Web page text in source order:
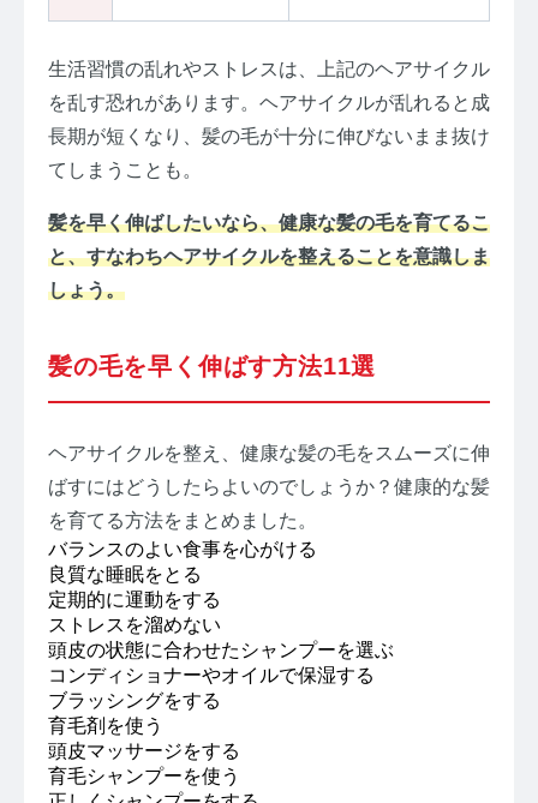
生活習慣の乱れやストレスは、上記のヘアサイクル
を乱す恐れがあります。ヘアサイクルが乱れると成
長期が短くなり、髪の毛が十分に伸びないまま抜け
てしまうことも。
髪を早く伸ばしたいなら、健康な髪の毛を育てるこ
と、すなわちヘアサイクルを整えることを意識しま
しょう。
髪の毛を早く伸ばす方法11選
ヘアサイクルを整え、健康な髪の毛をスムーズに伸
ばすにはどうしたらよいのでしょうか？健康的な髪
を育てる方法をまとめました。
バランスのよい食事を心がける
良質な睡眠をとる
定期的に運動をする
ストレスを溜めない
頭皮の状態に合わせたシャンプーを選ぶ
コンディショナーやオイルで保湿する
ブラッシングをする
育毛剤を使う
頭皮マッサージをする
育毛シャンプーを使う